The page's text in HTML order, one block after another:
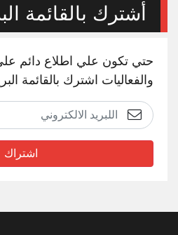
أشترك بالقائمة
حتي تكون علي اطلاع دائم
والفعاليات اشترك بالقائمة
اشتراك